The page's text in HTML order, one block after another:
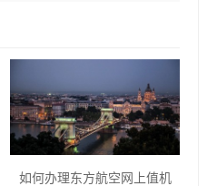
如何办理东方航空网上值机